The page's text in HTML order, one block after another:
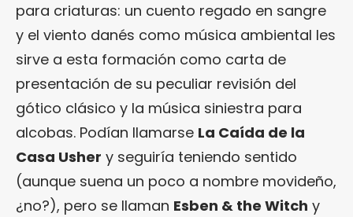
para criaturas: un cuento regado en sangre
y el viento danés como música ambiental les
sirve a esta formación como carta de
presentación de su peculiar revisión del
gótico clásico y la música siniestra para
alcobas. Podían llamarse La Caída de la
Casa Usher y seguiría teniendo sentido
(aunque suena un poco a nombre movideño,
¿no?), pero se llaman Esben & the Witch y